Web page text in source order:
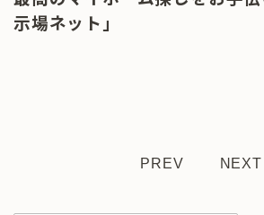
示場ネット」
PREV NEXT